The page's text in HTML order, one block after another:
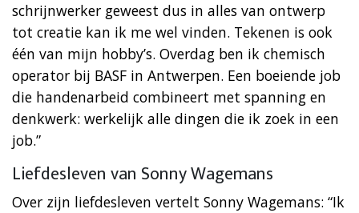
schrijnwerker geweest dus in alles van ontwerp
tot creatie kan ik me wel vinden. Tekenen is ook
één van mijn hobby’s. Overdag ben ik chemisch
operator bij BASF in Antwerpen. Een boeiende job
die handenarbeid combineert met spanning en
denkwerk: werkelijk alle dingen die ik zoek in een
job.”
Liefdesleven van Sonny Wagemans
Over zijn liefdesleven vertelt Sonny Wagemans: “Ik